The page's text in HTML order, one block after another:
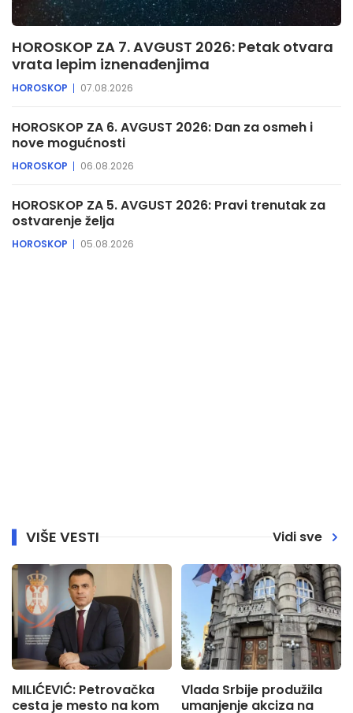
HOROSKOP ZA 7. AVGUST 2026: Petak otvara
vrata lepim iznenađenjima
HOROSKOP 07.08.2026
HOROSKOP ZA 6. AVGUST 2026: Dan za osmeh i
nove mogućnosti
HOROSKOP 06.08.2026
HOROSKOP ZA 5. AVGUST 2026: Pravi trenutak za
ostvarenje želja
HOROSKOP 05.08.2026
VIŠE VESTI Vidi sve
MILIĆEVIĆ: Petrovačka
cesta je mesto na kom
Vlada Srbije produžila
umanjenje akciza na